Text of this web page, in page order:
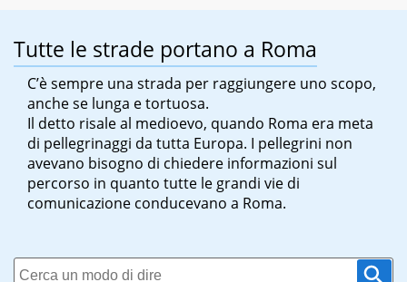
Tutte le strade portano a Roma
C’è sempre una strada per raggiungere uno scopo,
anche se lunga e tortuosa.
Il detto risale al medioevo, quando Roma era meta
di pellegrinaggi da tutta Europa. I pellegrini non
avevano bisogno di chiedere informazioni sul
percorso in quanto tutte le grandi vie di
comunicazione conducevano a Roma.